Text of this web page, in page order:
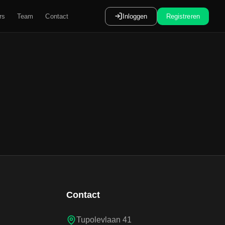
Team Contact Inloggen Registreren
Contact
Tupolevlaan 41